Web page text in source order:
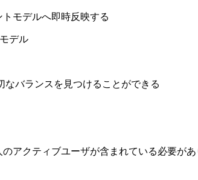
モデルへ即時反映する
デル
バランスを見つけることができる
アクティブユーザが含まれている必要が